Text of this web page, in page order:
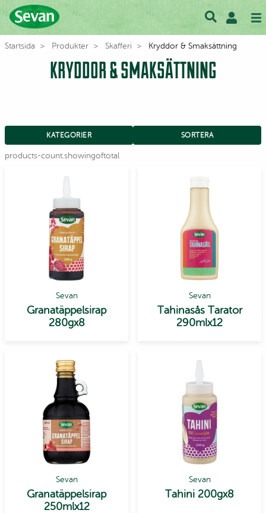
Startsida Produkter Skafferi Kryddor & Smaksättning
KRYDDOR & SMAKSÄTTNING
KATEGORIER SORTERA
products-count.showingoftotal
Sevan
Granatäppelsirap
280gx8
Sevan
Tahinasås Tarator
290mlx12
Sevan
Granatäppelsirap
250mlx12
Sevan
Tahini 200gx8